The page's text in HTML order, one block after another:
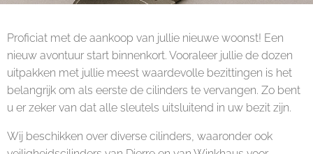
Proficiat met de aankoop van jullie nieuwe woonst! Een
nieuw avontuur start binnenkort. Vooraleer jullie de dozen
uitpakken met jullie meest waardevolle bezittingen is het
belangrijk om als eerste de cilinders te vervangen. Zo bent
u er zeker van dat alle sleutels uitsluitend in uw bezit zijn.
Wij beschikken over diverse cilinders, waaronder ook